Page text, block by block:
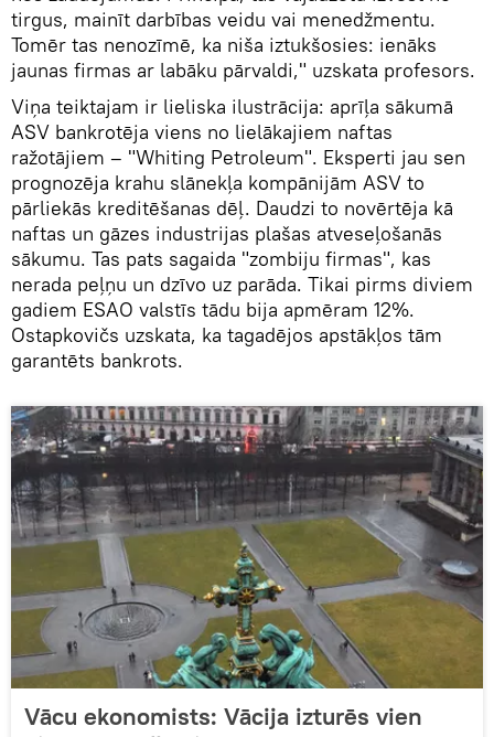
tirgus, mainīt darbības veidu vai menedžmentu.
Tomēr tas nenozīmē, ka niša iztukšosies: ienāks
jaunas firmas ar labāku pārvaldi," uzskata profesors.
Viņa teiktajam ir lieliska ilustrācija: aprīļa sākumā
ASV bankrotēja viens no lielākajiem naftas
ražotājiem – "Whiting Petroleum". Eksperti jau sen
prognozēja krahu slānekļa kompānijām ASV to
pārliekās kreditēšanas dēļ. Daudzi to novērtēja kā
naftas un gāzes industrijas plašas atveseļošanās
sākumu. Tas pats sagaida "zombiju firmas", kas
nerada peļņu un dzīvo uz parāda. Tikai pirms diviem
gadiem ESAO valstīs tādu bija apmēram 12%.
Ostapkovičs uzskata, ka tagadējos apstākļos tām
garantēts bankrots.
Vācu ekonomists: Vācija izturēs vien